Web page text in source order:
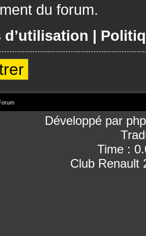
du forum.
|
Développé par
Time :
Club Renault